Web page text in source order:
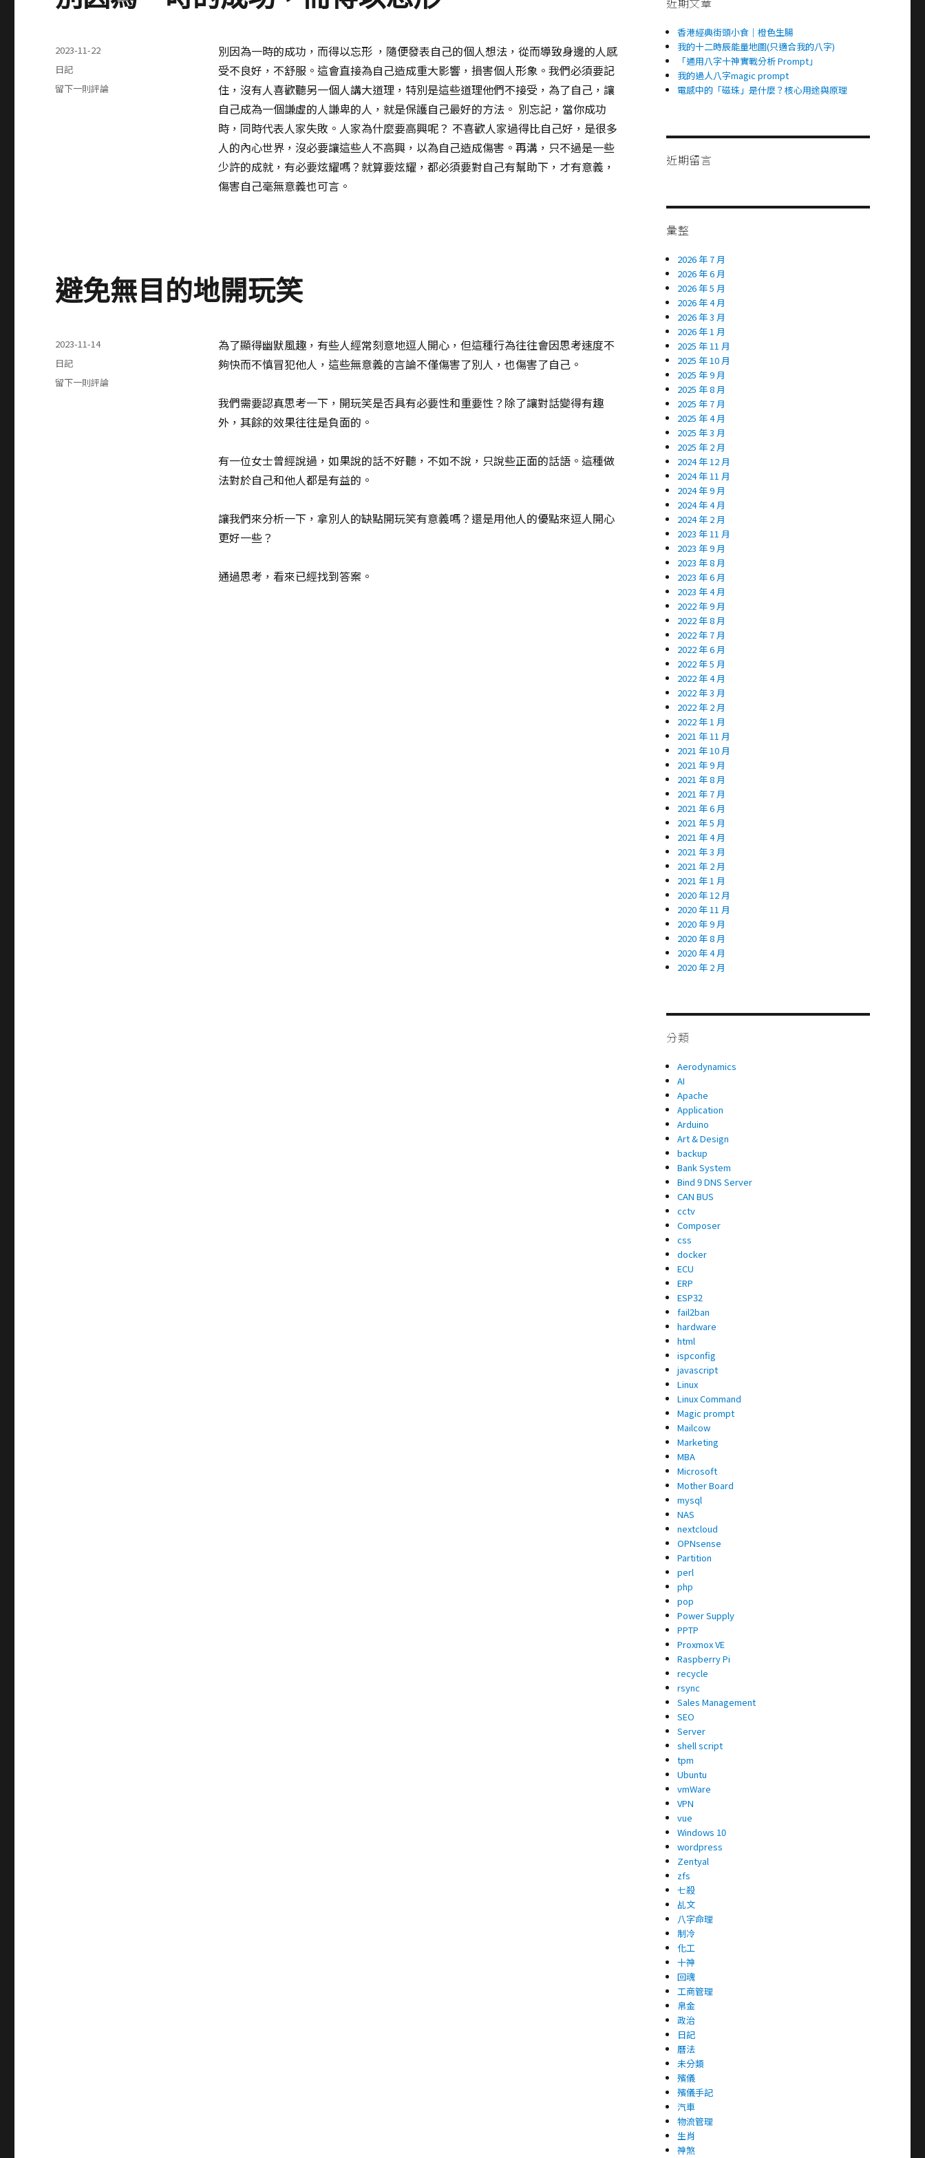
別因為一時的成功，而得以忘形 ，隨便發表自己的個人想法，從而導致身邊的人感
受不良好，不舒服。這會直接為自己造成重大影響，損害個人形象。我們必須要記
住，沒有人喜歡聽另一個人講大道理，特別是這些道理他們不接受，為了自己，讓
自己成為一個謙虛的人謙卑的人，就是保護自己最好的方法。 別忘記，當你成功
時，同時代表人家失敗。人家為什麼要高興呢？ 不喜歡人家過得比自己好，是很多
人的內心世界，沒必要讓這些人不高興，以為自己造成傷害。再溝，只不過是一些
少許的成就，有必要炫耀嗎？就算要炫耀，都必須要對自己有幫助下，才有意義，
傷害自己毫無意義也可言。
發
表
於
2023-11-22
分
類
日記
留下一則評論在
形
避免無目的地開玩笑
為了顯得幽默風趣，有些人經常刻意地逗人開心，但這種行為往往會因思考速度不
夠快而不慎冒犯他人，這些無意義的言論不僅傷害了別人，也傷害了自己。
我們需要認真思考一下，開玩笑是否具有必要性和重要性？除了讓對話變得有趣
外，其餘的效果往往是負面的。
有一位女士曾經說過，如果說的話不好聽，不如不說，只說些正面的話語。這種做
法對於自己和他人都是有益的。
讓我們來分析一下，拿別人的缺點開玩笑有意義嗎？還是用他人的優點來逗人開心
更好一些？
通過思考，看來已經找到答案。
發
表
於
2023-11-14
分
類
日記
留下一則評論在
香港經典街頭小食｜橙色生腸
我的十二時辰能量地圖(只適合我的八字)
「通用八字十神實戰分析 Prompt」
我的過人八字magic prompt
電感中的「磁珠」是什麼？核心用途與原理
近期留言
彙整
2026 年 7 月
2026 年 6 月
2026 年 5 月
2026 年 4 月
2026 年 3 月
2026 年 1 月
2025 年 11 月
2025 年 10 月
2025 年 9 月
2025 年 8 月
2025 年 7 月
2025 年 4 月
2025 年 3 月
2025 年 2 月
2024 年 12 月
2024 年 11 月
2024 年 9 月
2024 年 4 月
2024 年 2 月
2023 年 11 月
2023 年 9 月
2023 年 8 月
2023 年 6 月
2023 年 4 月
2022 年 9 月
2022 年 8 月
2022 年 7 月
2022 年 6 月
2022 年 5 月
2022 年 4 月
2022 年 3 月
2022 年 2 月
2022 年 1 月
2021 年 11 月
2021 年 10 月
2021 年 9 月
2021 年 8 月
2021 年 7 月
2021 年 6 月
2021 年 5 月
2021 年 4 月
2021 年 3 月
2021 年 2 月
2021 年 1 月
2020 年 12 月
2020 年 11 月
2020 年 9 月
2020 年 8 月
2020 年 4 月
2020 年 2 月
分類
Aerodynamics
AI
Apache
Application
Arduino
Art & Design
backup
Bank System
Bind 9 DNS Server
CAN BUS
cctv
Composer
css
docker
ECU
ERP
ESP32
fail2ban
hardware
html
ispconfig
javascript
Linux
Linux Command
Magic prompt
Mailcow
Marketing
MBA
Microsoft
Mother Board
mysql
NAS
nextcloud
OPNsense
Partition
perl
php
pop
Power Supply
PPTP
Proxmox VE
Raspberry Pi
recycle
rsync
Sales Management
SEO
Server
shell script
tpm
Ubuntu
vmWare
VPN
vue
Windows 10
wordpress
Zentyal
zfs
七殺
乩文
八字命理
制冷
化工
十神
回魂
工商管理
帛金
政治
日記
曆法
未分類
殯儀
殯儀手記
汽車
物流管理
生肖
神煞